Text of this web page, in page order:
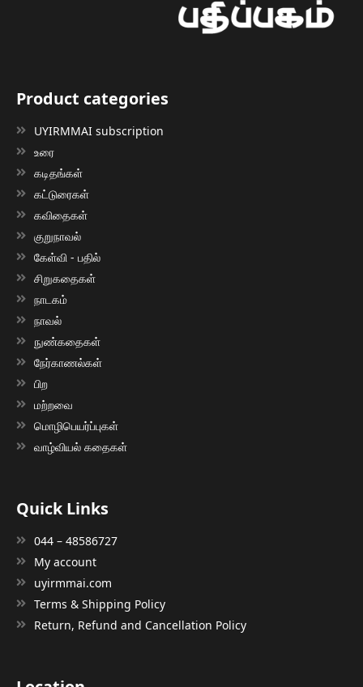
Product categories
UYIRMMAI subscription
உரை
கடிதங்கள்
கட்டுரைகள்
கவிதைகள்
குறுநாவல்
கேள்வி - பதில்
சிறுகதைகள்
நாடகம்
நாவல்
நுண்கதைகள்
நேர்காணல்கள்
பிற
மற்றவை
மொழிபெயர்ப்புகள்
வாழ்வியல் கதைகள்
Quick Links
044 – 48586727
My account
uyirmmai.com
Terms & Shipping Policy
Return, Refund and Cancellation Policy